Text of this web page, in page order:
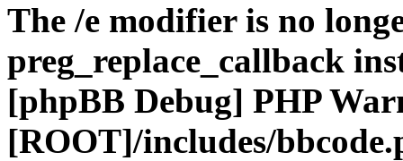
The /e modifier is no
preg_replace_callback
[phpBB Debug] PHP
[ROOT]/includes/